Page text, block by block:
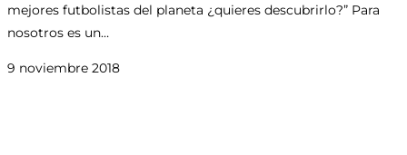
mejores futbolistas del planeta ¿quieres descubrirlo?” Para
nosotros es un…
9 noviembre 2018